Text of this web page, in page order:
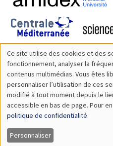
Utilisation
des
données
personnelles
et
Ce site utilise des cookies et des
fonctionnement, analyser la
contenus multimédias. Vous êtes
personnaliser l’utilisation de ces
modifié à tout moment depuis le
accessible en bas de page. Pour
politique de confidentialité.
Personnaliser